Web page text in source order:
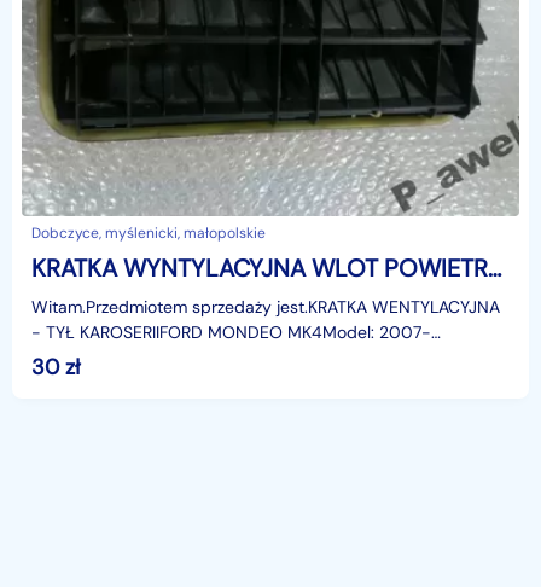
Dobczyce, myślenicki, małopolskie
KRATKA WYNTYLACYJNA WLOT POWIETRZA FORD MONDEO MK4 Ford Mondeo
Witam.Przedmiotem sprzedaży jest.KRATKA WENTYLACYJNA
- TYŁ KAROSERIIFORD MONDEO MK4Model: 2007-
2015r.Kratka umiejscowiona jest, pod tylnym zderzakiem, z
prawej
30zł